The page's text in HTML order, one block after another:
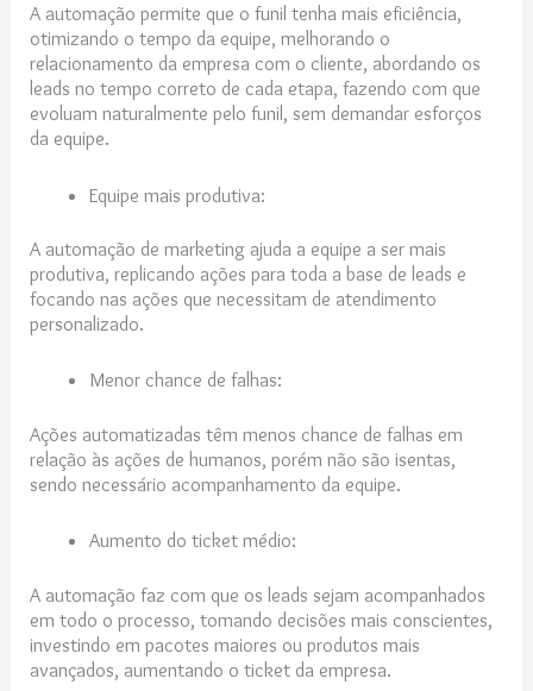
A automação permite que o funil tenha mais eficiência,
otimizando o tempo da equipe, melhorando o
relacionamento da empresa com o cliente, abordando os
leads no tempo correto de cada etapa, fazendo com que
evoluam naturalmente pelo funil, sem demandar esforços
da equipe.
Equipe mais produtiva:
A automação de marketing ajuda a equipe a ser mais
produtiva, replicando ações para toda a base de leads e
focando nas ações que necessitam de atendimento
personalizado.
Menor chance de falhas:
Ações automatizadas têm menos chance de falhas em
relação às ações de humanos, porém não são isentas,
sendo necessário acompanhamento da equipe.
Aumento do ticket médio:
A automação faz com que os leads sejam acompanhados
em todo o processo, tomando decisões mais conscientes,
investindo em pacotes maiores ou produtos mais
avançados, aumentando o ticket da empresa.